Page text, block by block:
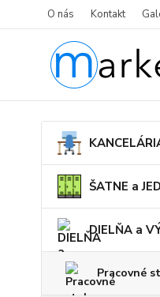
O nás Kontakt
ŠATNE a
DIELŇA a
Pracovné